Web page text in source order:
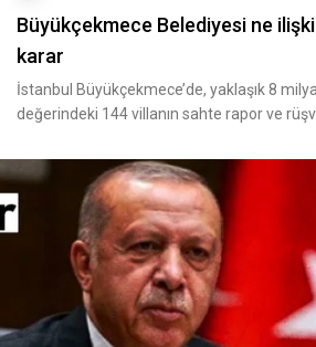
Büyükçekmece Belediyesi ne
karar
İstanbul Büyükçekmece’de, yaklaşık 8
değerindeki 144 villanın sahte rapor ve